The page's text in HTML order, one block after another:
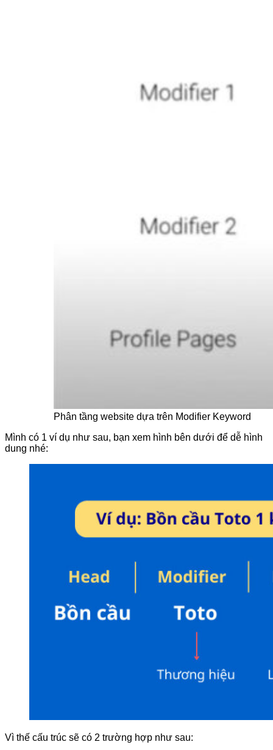
Phân tầng website dựa trên Modifier Keyword
Mình có 1 ví dụ như sau, bạn xem hình bên dưới để dễ hình
dung nhé:
Vì thế cấu trúc sẽ có 2 trường hợp như sau: